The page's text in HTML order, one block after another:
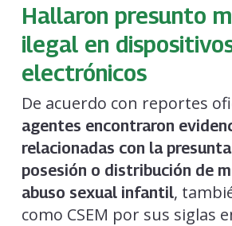
Hallaron presunto
ilegal en
electrónicos
De acuerdo con reportes
agentes encontraron
relacionadas con la
posesión o distribución de
abuso sexual infantil,
como CSEM por sus siglas